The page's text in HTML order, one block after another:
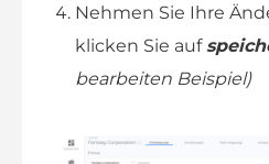
Nehmen Sie Ihre
klicken Sie auf
bearbeiten Beispiel)